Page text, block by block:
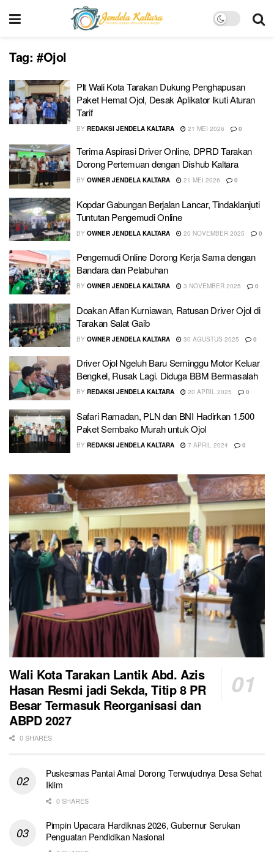
Tag: #Ojol
Plt Wali Kota Tarakan Dukung Penghapusan
Paket Hemat Ojol, Desak Aplikator Ikuti Aturan
Tarif
BY REDAKSI JENDELA KALTARA 21 MEI 2026 0
Terima Aspirasi Driver Online, DPRD Tarakan
Dorong Pertemuan dengan Dishub Kaltara
BY OWNER JENDELA KALTARA 21 MEI 2026 0
Kopdar Gabungan Berjalan Lancar, Tindaklanjuti
Tuntutan Pengemudi Online
BY OWNER JENDELA KALTARA 20 NOVEMBER 2025 0
Pengemudi Online Dorong Kerja Sama dengan
Bandara dan Pelabuhan
BY OWNER JENDELA KALTARA 3 NOVEMBER 2025 0
Doakan Affan Kurniawan, Ratusan Driver Ojol di
Tarakan Salat Gaib
BY OWNER JENDELA KALTARA 30 AGUSTUS 2025 0
Driver Ojol Ngeluh Baru Seminggu Motor Keluar
Bengkel, Rusak Lagi. Diduga BBM Bermasalah
BY REDAKSI JENDELA KALTARA 20 APRIL 2025 0
Safari Ramadan, PLN dan BNI Hadirkan 1.500
Paket Sembako Murah untuk Ojol
BY REDAKSI JENDELA KALTARA 7 APRIL 2024 0
Wali Kota Tarakan Lantik Abd. Azis
Hasan Resmi jadi Sekda, Titip 8 PR
Besar Termasuk Reorganisasi dan
ABPD 2027
0 SHARES
Puskesmas Pantai Amal Dorong Terwujudnya Desa Sehat
Iklim
0 SHARES
Pimpin Upacara Hardiknas 2026, Gubernur Serukan
Penguatan Pendidikan Nasional